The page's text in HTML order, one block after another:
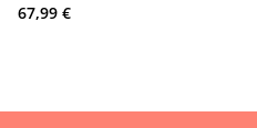
67,99 €